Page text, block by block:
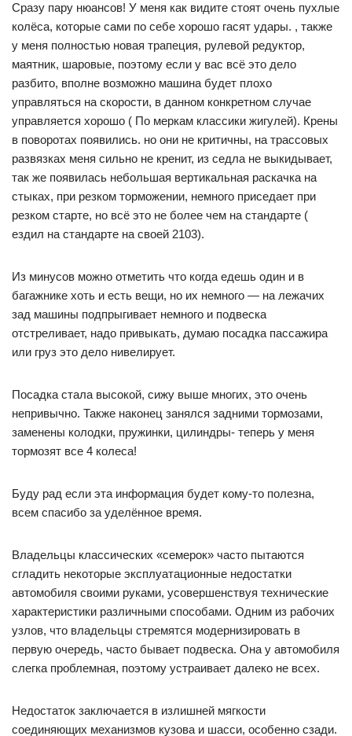
Сразу пару нюансов! У меня как видите стоят очень пухлые
колёса, которые сами по себе хорошо гасят удары. , также
у меня полностью новая трапеция, рулевой редуктор,
маятник, шаровые, поэтому если у вас всё это дело
разбито, вполне возможно машина будет плохо
управляться на скорости, в данном конкретном случае
управляется хорошо ( По меркам классики жигулей). Крены
в поворотах появились. но они не критичны, на трассовых
развязках меня сильно не кренит, из седла не выкидывает,
так же появилась небольшая вертикальная раскачка на
стыках, при резком торможении, немного приседает при
резком старте, но всё это не более чем на стандарте (
ездил на стандарте на своей 2103).
Из минусов можно отметить что когда едешь один и в
багажнике хоть и есть вещи, но их немного — на лежачих
зад машины подпрыгивает немного и подвеска
отстреливает, надо привыкать, думаю посадка пассажира
или груз это дело нивелирует.
Посадка стала высокой, сижу выше многих, это очень
непривычно. Также наконец занялся задними тормозами,
заменены колодки, пружинки, цилиндры- теперь у меня
тормозят все 4 колеса!
Буду рад если эта информация будет кому-то полезна,
всем спасибо за уделённое время.
Владельцы классических «семерок» часто пытаются
сгладить некоторые эксплуатационные недостатки
автомобиля своими руками, усовершенствуя технические
характеристики различными способами. Одним из рабочих
узлов, что владельцы стремятся модернизировать в
первую очередь, часто бывает подвеска. Она у автомобиля
слегка проблемная, поэтому устраивает далеко не всех.
Недостаток заключается в излишней мягкости
соединяющих механизмов кузова и шасси, особенно сзади.